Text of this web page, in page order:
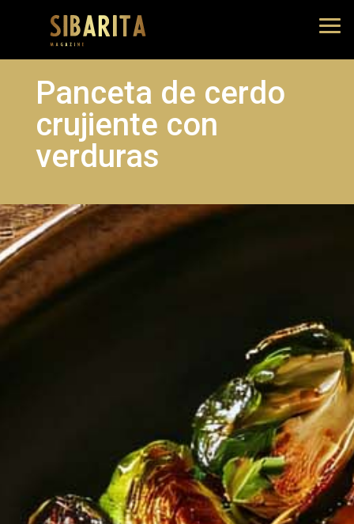
Panceta de cerdo
crujiente con
verduras